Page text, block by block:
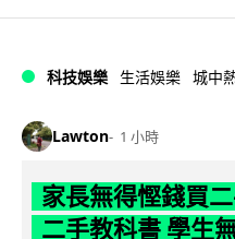
科技娛樂 生活娛樂 城中
Lawton 1 小時
家長無得慳錢買
二手教科書 學生